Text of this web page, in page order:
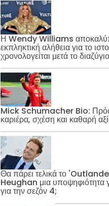
Η Wendy Williams
εκπληκτική αλήθεια για το
χρονολογείται μετά το διαζύγιο
Mick Schumacher Bio:
καριέρα, σχέση και καθαρή
Θα πάρει τελικά το
Heughan μια υποψηφιότητα
για την σεζόν 4;